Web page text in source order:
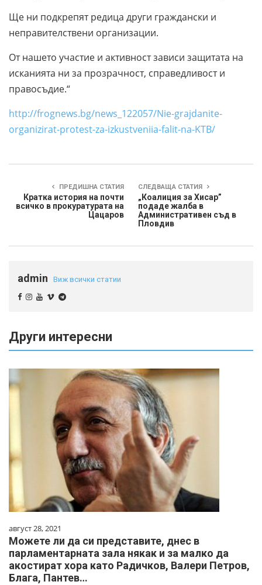
Ще ни подкрепят редица други граждански и
неправителствени организации.
От нашето участие и активност зависи защитата на
исканията ни за прозрачност, справедливост и
правосъдие.“
http://frognews.bg/news_122057/Nie-grajdanite-
organizirat-protest-za-izkustveniia-falit-na-KTB/
ПРЕДИШНА СТАТИЯ
Кратка история на почти
всичко в прокуратурата на
Цацаров
СЛЕДВАЩА СТАТИЯ
„Коалиция за Хисар”
подаде жалба в
Административен съд в
Пловдив
admin Виж всички статии
Други интересни
август 28, 2021
Можете ли да си представите, днес в
парламентарната зала някак и за малко да
акостират хора като Радичков, Валери Петров,
Блага, Пантев…